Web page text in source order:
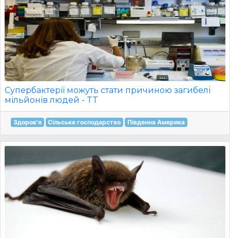
Супербактерії можуть стати причиною загибелі
мільйонів людей - TT
Здоров'я Сільське господарство Південна Америка